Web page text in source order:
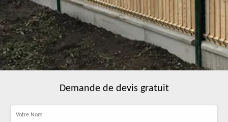
Demande de devis gratuit